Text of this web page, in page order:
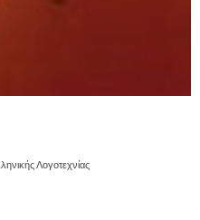
Λογοτεχνίας